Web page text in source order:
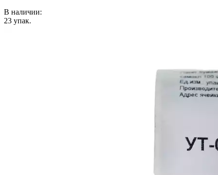
В наличии:
23 упак.